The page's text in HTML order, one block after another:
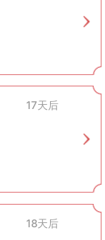
17天后
18天后